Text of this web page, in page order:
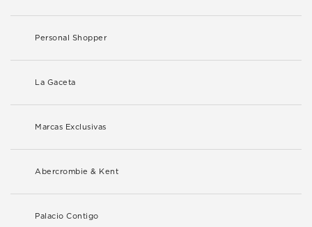
Personal Shopper
La Gaceta
Marcas Exclusivas
Abercrombie & Kent
Palacio Contigo